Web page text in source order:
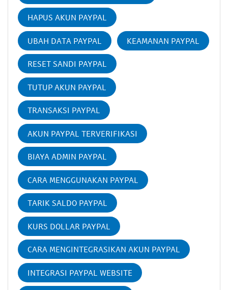
HAPUS AKUN PAYPAL
UBAH DATA PAYPAL KEAMANAN PAYPAL
RESET SANDI PAYPAL
TUTUP AKUN PAYPAL
TRANSAKSI PAYPAL
AKUN PAYPAL TERVERIFIKASI
BIAYA ADMIN PAYPAL
CARA MENGGUNAKAN PAYPAL
TARIK SALDO PAYPAL
KURS DOLLAR PAYPAL
CARA MENGINTEGRASIKAN AKUN PAYPAL
INTEGRASI PAYPAL WEBSITE